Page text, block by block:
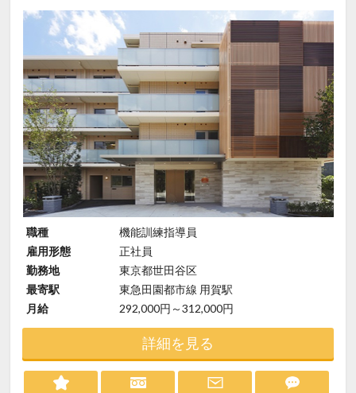
職種
機能訓練指導員
雇用形態
正社員
勤務地
東京都世田谷区
最寄駅
東急田園都市線 用賀駅
月給
292,000円～312,000円
詳細を見る